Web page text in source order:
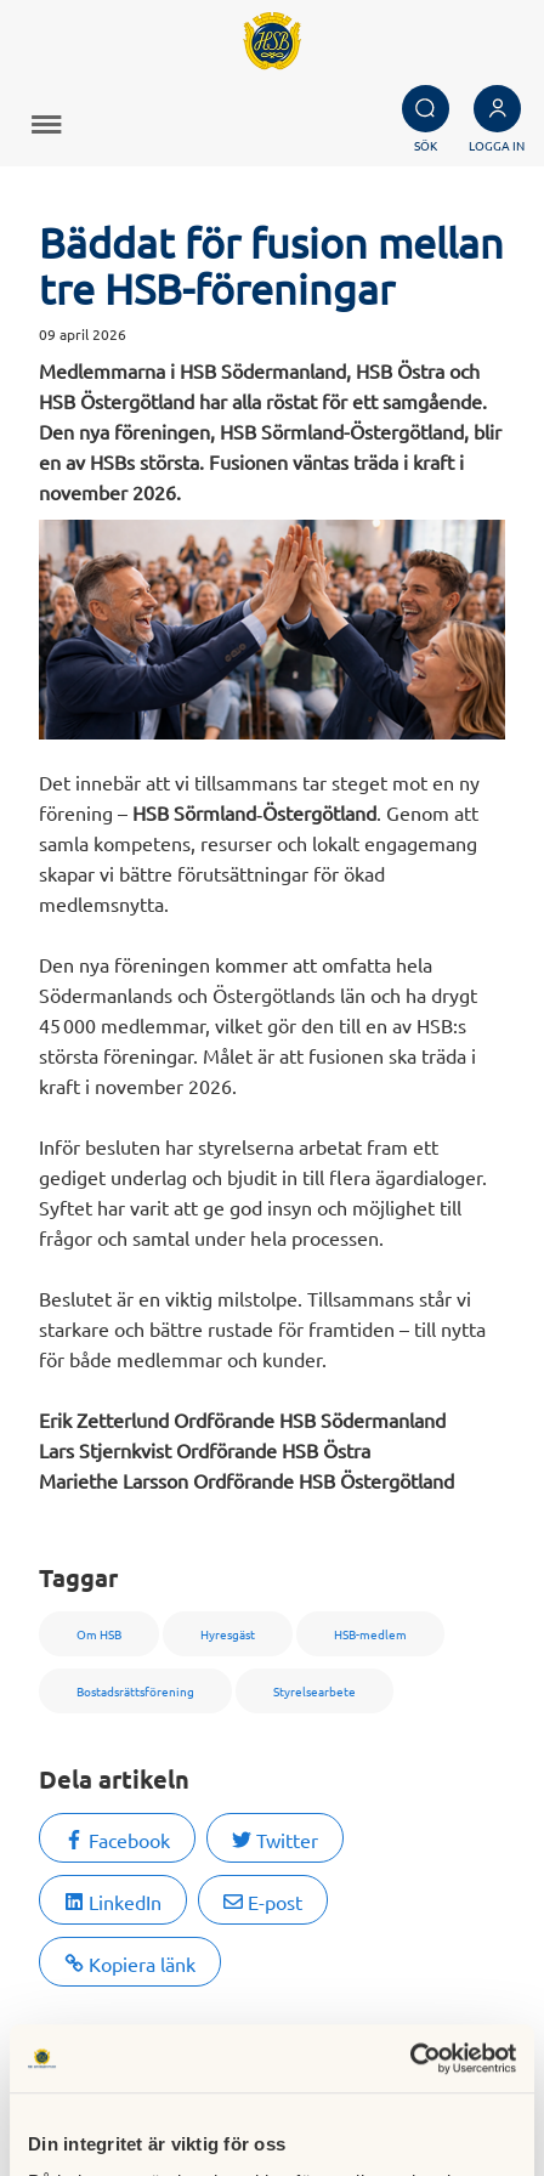
Din integritet är viktig för oss
SÖK LOGGA IN
Bäddat för fusion mellan
tre HSB-föreningar
09 april 2026
Medlemmarna i HSB Södermanland, HSB Östra och
HSB Östergötland har alla röstat för ett samgående.
Den nya föreningen, HSB Sörmland-Östergötland, blir
en av HSBs största. Fusionen väntas träda i kraft i
november 2026.
Det innebär att vi tillsammans tar steget mot en ny
förening – HSB Sörmland‑Östergötland. Genom att
samla kompetens, resurser och lokalt engagemang
skapar vi bättre förutsättningar för ökad
medlemsnytta.
Den nya föreningen kommer att omfatta hela
Södermanlands och Östergötlands län och ha drygt
45 000 medlemmar, vilket gör den till en av HSB:s
största föreningar. Målet är att fusionen ska träda i
kraft i november 2026.
Inför besluten har styrelserna arbetat fram ett
gediget underlag och bjudit in till flera ägardialoger.
Syftet har varit att ge god insyn och möjlighet till
frågor och samtal under hela processen.
Beslutet är en viktig milstolpe. Tillsammans står vi
starkare och bättre rustade för framtiden – till nytta
för både medlemmar och kunder.
Erik Zetterlund Ordförande HSB Södermanland
Lars Stjernkvist Ordförande HSB Östra
Mariethe Larsson Ordförande HSB Östergötland
Taggar
Om HSB Hyresgäst HSB-medlem
Bostadsrättsförening Styrelsearbete
Dela artikeln
Facebook Twitter
LinkedIn E-post
Kopiera länk
Relaterade artiklar